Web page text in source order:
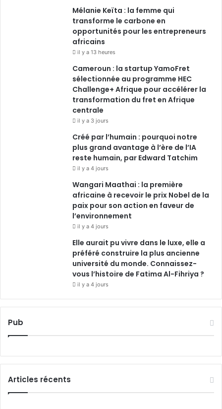
Mélanie Keïta : la femme qui
transforme le carbone en
opportunités pour les entrepreneurs
africains
il y a 13 heures
Cameroun : la startup YamoFret
sélectionnée au programme HEC
Challenge+ Afrique pour accélérer la
transformation du fret en Afrique
centrale
il y a 3 jours
Créé par l’humain : pourquoi notre
plus grand avantage à l’ère de l’IA
reste humain, par Edward Tatchim
il y a 4 jours
Wangari Maathai : la première
africaine à recevoir le prix Nobel de la
paix pour son action en faveur de
l’environnement
il y a 4 jours
Elle aurait pu vivre dans le luxe, elle a
préféré construire la plus ancienne
université du monde. Connaissez-
vous l’histoire de Fatima Al-Fihriya ?
il y a 4 jours
Pub
Articles récents